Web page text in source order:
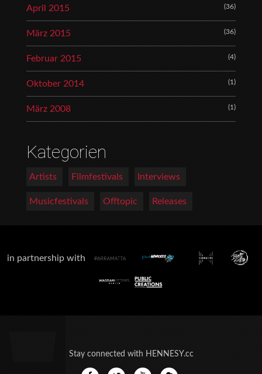
April 2015 (36)
März 2015 (36)
Februar 2015 (4)
Oktober 2014 (1)
März 2008 (1)
Kategorien
Artists Filmfestivals Interviews
Musicfestivals Offtopic Releases
in partnership with
Stay connected with HENNESY.cc